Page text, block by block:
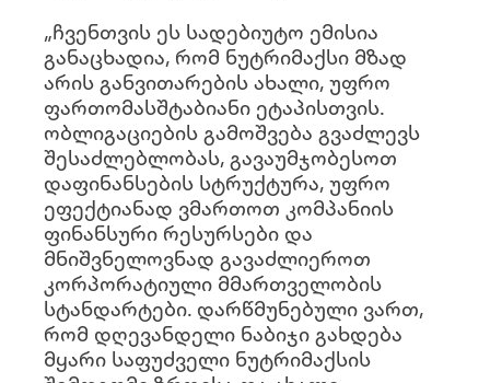
„ჩვენთვის ეს სადებიუტო ემისია
განაცხადია, რომ ნუტრიმაქსი მზად
არის განვითარების ახალი, უფრო
ფართომასშტაბიანი ეტაპისთვის.
ობლიგაციების გამოშვება გვაძლევს
შესაძლებლობას, გავაუმჯობესოთ
დაფინანსების სტრუქტურა, უფრო
ეფექტიანად ვმართოთ კომპანიის
ფინანსური რესურსები და
მნიშვნელოვნად გავაძლიეროთ
კორპორატიული მმართველობის
სტანდარტები. დარწმუნებული ვართ,
რომ დღევანდელი ნაბიჯი გახდება
მყარი საფუძველი ნუტრიმაქსის